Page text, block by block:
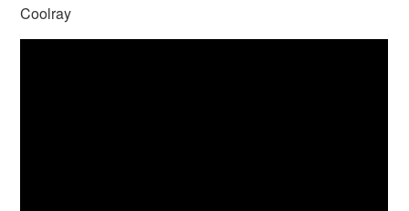
Coolray